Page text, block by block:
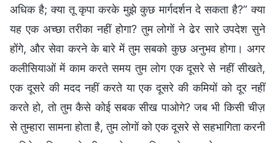
अधिक है; क्या तू कृपा करके मुझे कुछ मार्गदर्शन दे सकता है?” क्या
यह एक अच्छा तरीका नहीं होगा? तुम लोगों ने ढेर सारे उपदेश सुने
होंगे, और सेवा करने के बारे में तुम सबको कुछ अनुभव होगा। अगर
कलीसियाओं में काम करते समय तुम लोग एक दूसरे से नहीं सीखते,
एक दूसरे की मदद नहीं करते या एक दूसरे की कमियों को दूर नहीं
करते हो, तो तुम कैसे कोई सबक सीख पाओगे? जब भी किसी चीज़
से तुम्हारा सामना होता है, तुम लोगों को एक दूसरे से सहभागिता करनी